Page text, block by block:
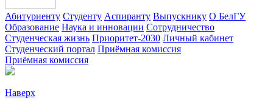
Абитуриенту Студенту Аспиранту Выпускнику О БелГУ
Образование Наука и инновации Сотрудничество
Студенческая жизнь Приоритет-2030 Личный кабинет
Студенческий портал Приёмная комиссия
Приёмная комиссия
Наверх